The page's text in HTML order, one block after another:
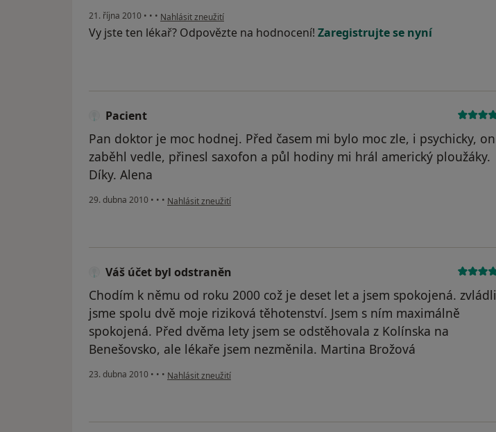
21. října 2010 • • • podle názoru uživatele Pacient
Nahlásit zneužití
Vy jste ten lékař? Odpovězte na hodnocení! Zaregistrujte se nyní
Pacient
Pan doktor je moc hodnej. Před časem mi bylo moc zle, i psychicky, on
zaběhl vedle, přinesl saxofon a půl hodiny mi hrál americký ploužáky.
Díky. Alena
29. dubna 2010 • • • podle názoru uživatele Pacient
Nahlásit zneužití
Váš účet byl odstraněn
Chodím k němu od roku 2000 což je deset let a jsem spokojená. zvládli
jsme spolu dvě moje riziková těhotenství. Jsem s ním maximálně
spokojená. Před dvěma lety jsem se odstěhovala z Kolínska na
Benešovsko, ale lékaře jsem nezměnila. Martina Brožová
23. dubna 2010 • • • podle názoru uživatele Váš účet byl odstraněn
Nahlásit zneužití